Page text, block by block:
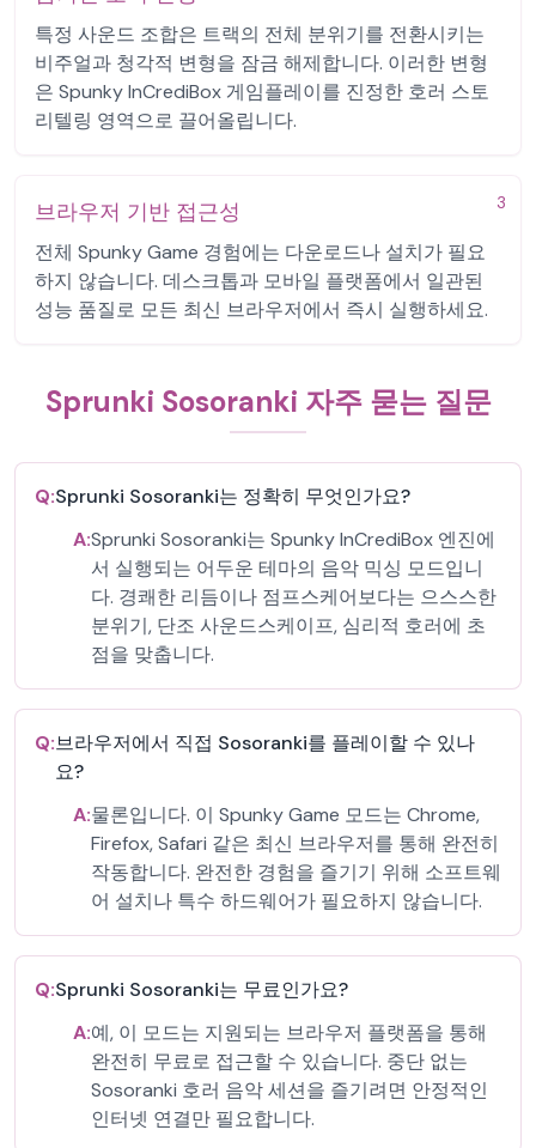
특정 사운드 조합은 트랙의 전체 분위기를 전환시키는
비주얼과 청각적 변형을 잠금 해제합니다. 이러한 변형
은 Spunky InCrediBox 게임플레이를 진정한 호러 스토
리텔링 영역으로 끌어올립니다.
3
브라우저 기반 접근성
전체 Spunky Game 경험에는 다운로드나 설치가 필요
하지 않습니다. 데스크톱과 모바일 플랫폼에서 일관된
성능 품질로 모든 최신 브라우저에서 즉시 실행하세요.
Sprunki Sosoranki 자주 묻는 질문
Q:Sprunki Sosoranki는 정확히 무엇인가요?
A:Sprunki Sosoranki는 Spunky InCrediBox 엔진에
서 실행되는 어두운 테마의 음악 믹싱 모드입니
다. 경쾌한 리듬이나 점프스케어보다는 으스스한
분위기, 단조 사운드스케이프, 심리적 호러에 초
점을 맞춥니다.
Q:브라우저에서 직접 Sosoranki를 플레이할 수 있나
요?
A:물론입니다. 이 Spunky Game 모드는 Chrome,
Firefox, Safari 같은 최신 브라우저를 통해 완전히
작동합니다. 완전한 경험을 즐기기 위해 소프트웨
어 설치나 특수 하드웨어가 필요하지 않습니다.
Q:Sprunki Sosoranki는 무료인가요?
A:예, 이 모드는 지원되는 브라우저 플랫폼을 통해
완전히 무료로 접근할 수 있습니다. 중단 없는
Sosoranki 호러 음악 세션을 즐기려면 안정적인
인터넷 연결만 필요합니다.